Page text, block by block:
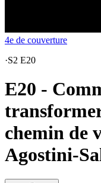
4e de couverture
·S2 E20
E20 -
chemin de
Agostini-